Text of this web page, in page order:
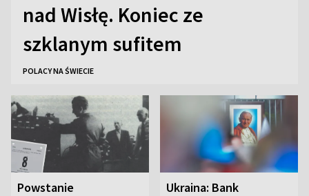
nad Wisłę. Koniec ze
szklanym sufitem
POLACY NA ŚWIECIE
Powstanie
Ukraina: Bank